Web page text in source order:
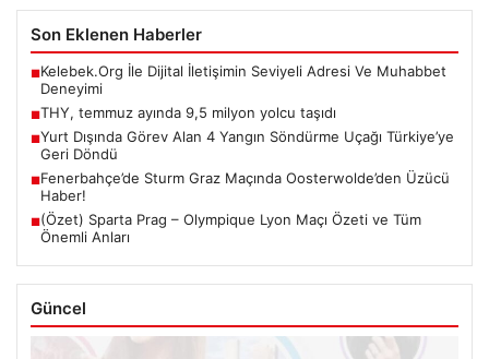
Son Eklenen Haberler
■Kelebek.Org İle Dijital İletişimin Seviyeli Adresi Ve Muhabbet
Deneyimi
■THY, temmuz ayında 9,5 milyon yolcu taşıdı
■Yurt Dışında Görev Alan 4 Yangın Söndürme Uçağı Türkiye’ye
Geri Döndü
■Fenerbahçe’de Sturm Graz Maçında Oosterwolde’den Üzücü
Haber!
■(Özet) Sparta Prag – Olympique Lyon Maçı Özeti ve Tüm
Önemli Anları
Güncel